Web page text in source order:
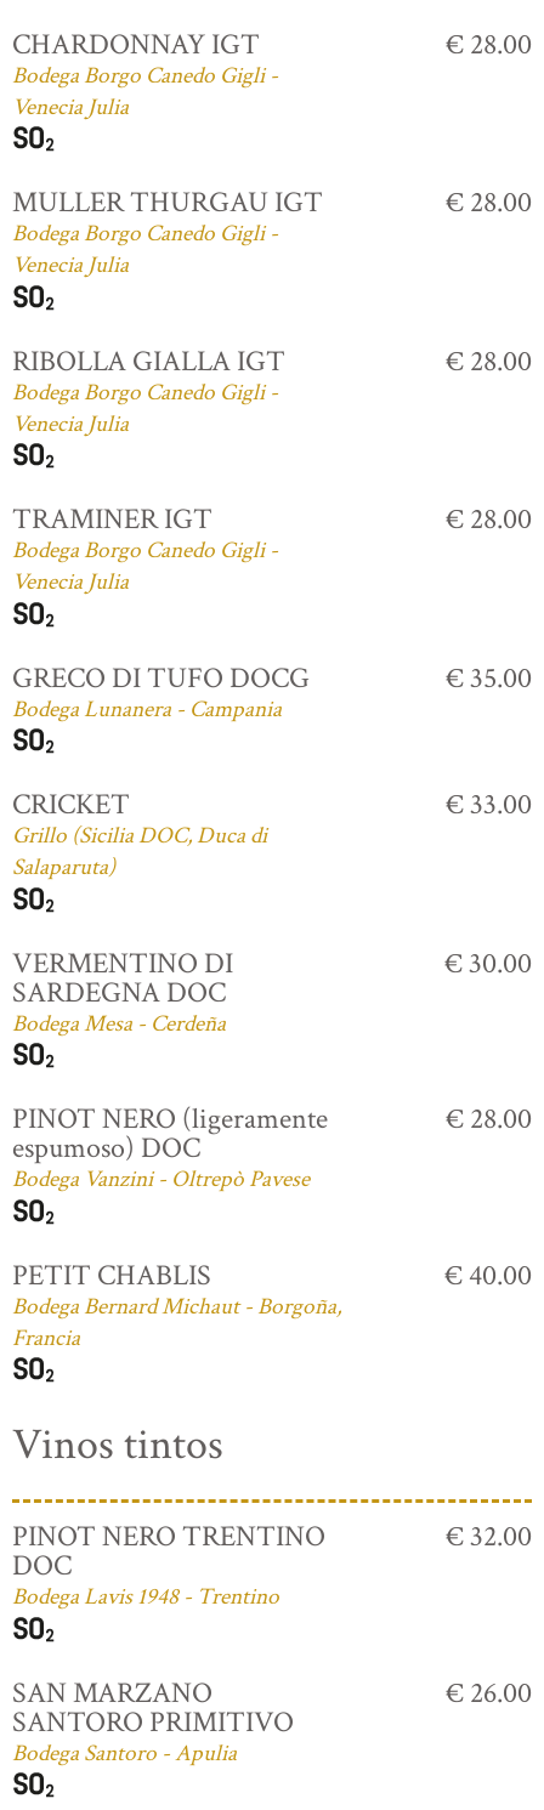
CHARDONNAY IGT
Bodega Borgo Canedo Gigli -
Venecia Julia
€ 28.00
MULLER THURGAU IGT
Bodega Borgo Canedo Gigli -
Venecia Julia
€ 28.00
RIBOLLA GIALLA IGT
Bodega Borgo Canedo Gigli -
Venecia Julia
€ 28.00
TRAMINER IGT
Bodega Borgo Canedo Gigli -
Venecia Julia
€ 28.00
GRECO DI TUFO DOCG
Bodega Lunanera - Campania
€ 35.00
CRICKET
Grillo (Sicilia DOC, Duca di
Salaparuta)
€ 33.00
VERMENTINO DI
SARDEGNA DOC
Bodega Mesa - Cerdeña
€ 30.00
PINOT NERO (ligeramente
espumoso) DOC
Bodega Vanzini - Oltrepò Pavese
€ 28.00
PETIT CHABLIS
Bodega Bernard Michaut - Borgoña,
Francia
€ 40.00
Vinos tintos
PINOT NERO TRENTINO
DOC
Bodega Lavis 1948 - Trentino
€ 32.00
SAN MARZANO
SANTORO PRIMITIVO
Bodega Santoro - Apulia
€ 26.00